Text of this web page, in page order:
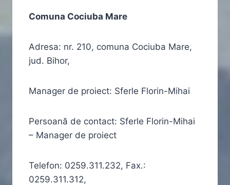
Comuna Cociuba Mare
Adresa: nr. 210, comuna Cociuba Mare,
jud. Bihor,
Manager de proiect: Sferle Florin-Mihai
Persoană de contact: Sferle Florin-Mihai
– Manager de proiect
Telefon: 0259.311.232, Fax.:
0259.311.312,